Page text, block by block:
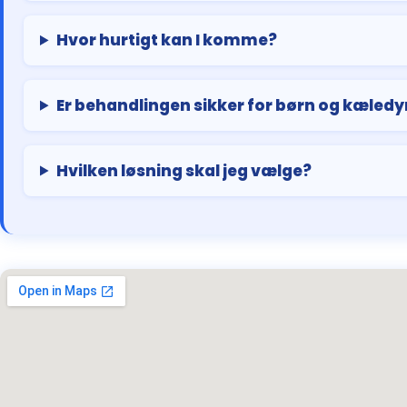
Hvor hurtigt kan I komme?
Er behandlingen sikker for børn og
Hvilken løsning skal jeg vælge?